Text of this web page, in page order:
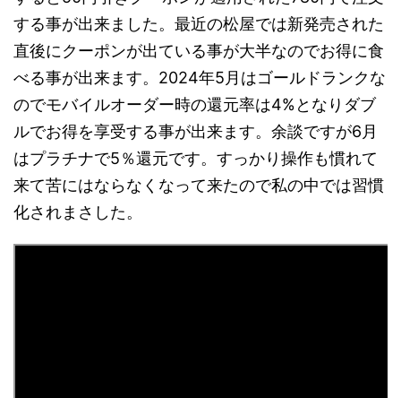
する事が出来ました。最近の松屋では新発売された
直後にクーポンが出ている事が大半なのでお得に食
べる事が出来ます。2024年5月はゴールドランクな
のでモバイルオーダー時の還元率は4%となりダブ
ルでお得を享受する事が出来ます。余談ですが6月
はプラチナで5％還元です。すっかり操作も慣れて
来て苦にはならなくなって来たので私の中では習慣
化されまさした。